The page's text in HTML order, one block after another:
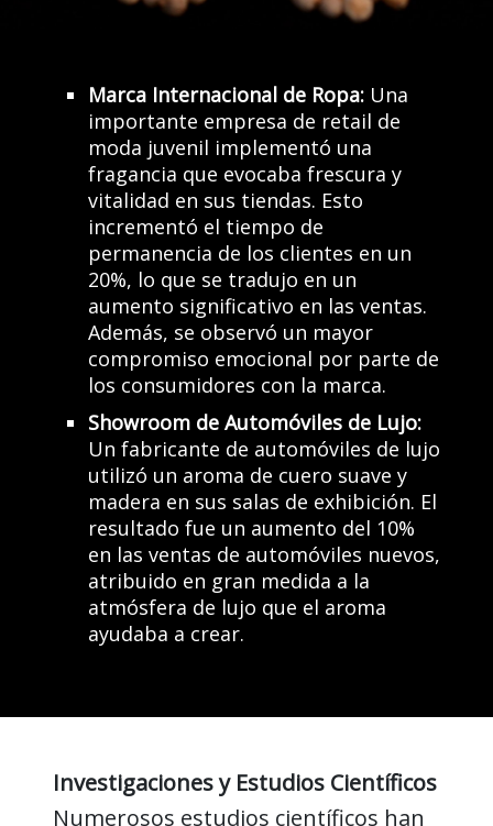
Marca Internacional de Ropa: Una
importante empresa de retail de
moda juvenil implementó una
fragancia que evocaba frescura y
vitalidad en sus tiendas. Esto
incrementó el tiempo de
permanencia de los clientes en un
20%, lo que se tradujo en un
aumento significativo en las ventas.
Además, se observó un mayor
compromiso emocional por parte de
los consumidores con la marca.
Showroom de Automóviles de Lujo:
Un fabricante de automóviles de lujo
utilizó un aroma de cuero suave y
madera en sus salas de exhibición. El
resultado fue un aumento del 10%
en las ventas de automóviles nuevos,
atribuido en gran medida a la
atmósfera de lujo que el aroma
ayudaba a crear.
Investigaciones y Estudios Científicos
Numerosos estudios científicos han